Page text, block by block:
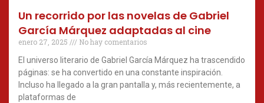
Un recorrido por las novelas de Gabriel
García Márquez adaptadas al cine
enero 27, 2025
No hay comentarios
El universo literario de Gabriel García Márquez ha trascendido
páginas: se ha convertido en una constante inspiración.
Incluso ha llegado a la gran pantalla y, más recientemente, a
plataformas de